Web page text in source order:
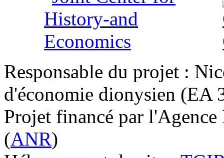
Responsable du projet :
d'économie dionysien
Projet financé par l'Agence
(ANR)